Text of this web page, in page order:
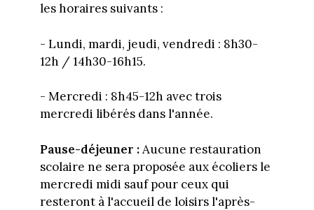
les horaires suivants :
- Lundi, mardi, jeudi, vendredi : 8h30-
12h / 14h30-16h15.
- Mercredi : 8h45-12h avec trois
mercredi libérés dans l'année.
Pause-déjeuner :Aucune restauration
scolaire ne sera proposée aux écoliers le
mercredi midi sauf pour ceux qui
resteront à l'accueil de loisirs l'après-